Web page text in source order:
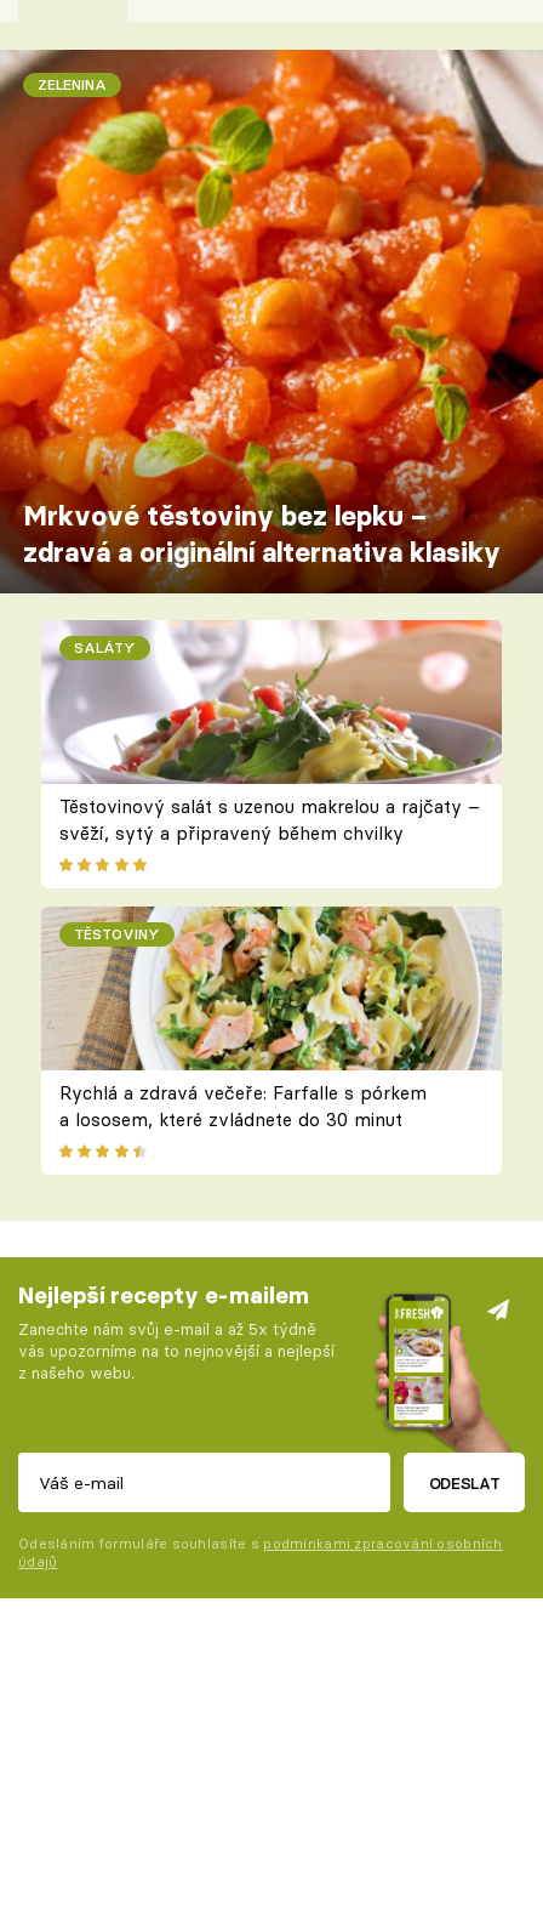
ZELENINA
Mrkvové těstoviny bez lepku –
zdravá a originální alternativa klasiky
SALÁTY
Těstovinový salát s uzenou makrelou a rajčaty –
svěží, sytý a připravený během chvilky
TĚSTOVINY
Rychlá a zdravá večeře: Farfalle s pórkem
a lososem, které zvládnete do 30 minut
Nejlepší recepty e-mailem
Zanechte nám svůj e-mail a až 5x týdně
vás upozorníme na to nejnovější a nejlepší
z našeho webu.
ODESLAT
Odesláním formuláře souhlasíte s podmínkami zpracování osobních
údajů